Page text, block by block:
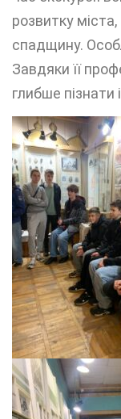
розвитку
спадщину.
Завдяки її
глибше пізнати